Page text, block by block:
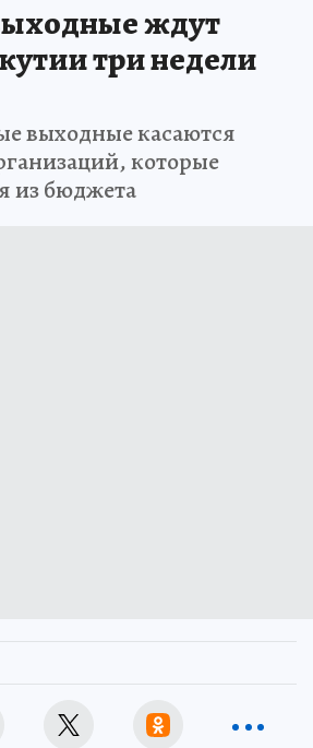
ждут
три недели
выходные касаются
которые
из бюджета